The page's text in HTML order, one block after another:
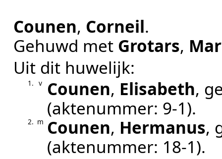
Counen, Corneil.
Gehuwd met Grotars,
Uit dit huwelijk:
1. v Counen, Elisabeth,
(aktenummer: 9-1).
2. m Counen, Hermanus,
(aktenummer: 18-1).